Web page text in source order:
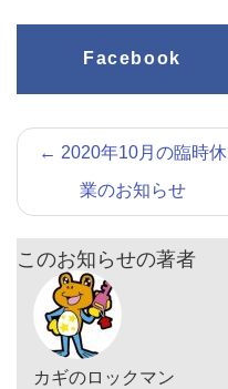
Facebook
← 2020年10月の臨時休
業のお知らせ
このお知らせの著者
カギのロックマン